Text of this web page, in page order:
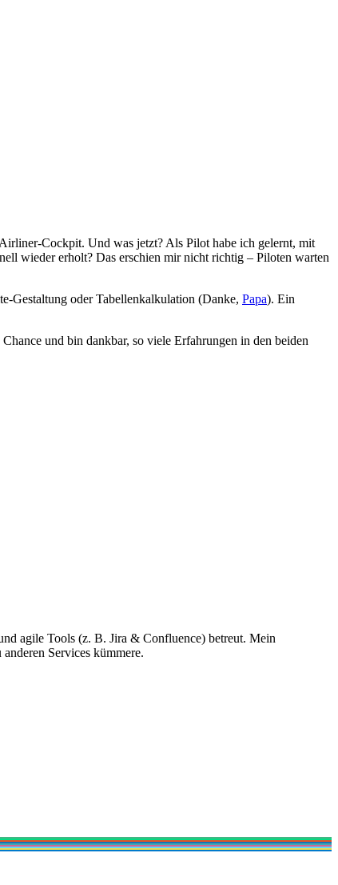
Cockpit. Und was jetzt? Als Pilot habe ich gelernt, mit
wieder erholt? Das erschien mir nicht richtig – Piloten warten
Gestaltung oder Tabellenkalkulation (Danke, Papa). Ein
und bin dankbar, so viele Erfahrungen in den beiden
agile Tools (z. B. Jira & Confluence) betreut. Mein
Services kümmere.